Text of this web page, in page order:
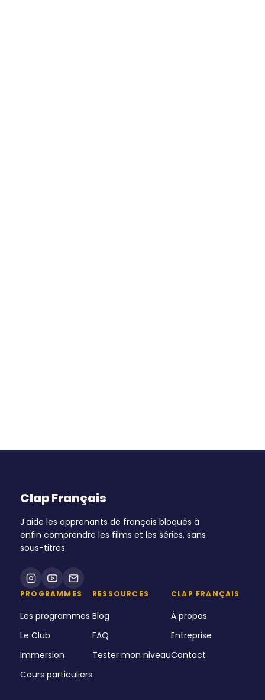
Clap Français
J'aide les apprenants de français bloqués à
enfin comprendre les films et les séries, sans
sous-titres.
PROGRAMMES
Les programmes
Le Club
Immersion
Cours particuliers
RESSOURCES
Blog
FAQ
Tester mon niveau
CLAP FRANÇAIS
À propos
Entreprise
Contact